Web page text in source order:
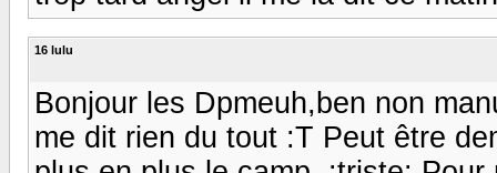
16 lulu
Bonjour les Dpmeuh,ben non
me dit rien du tout :T Peut être